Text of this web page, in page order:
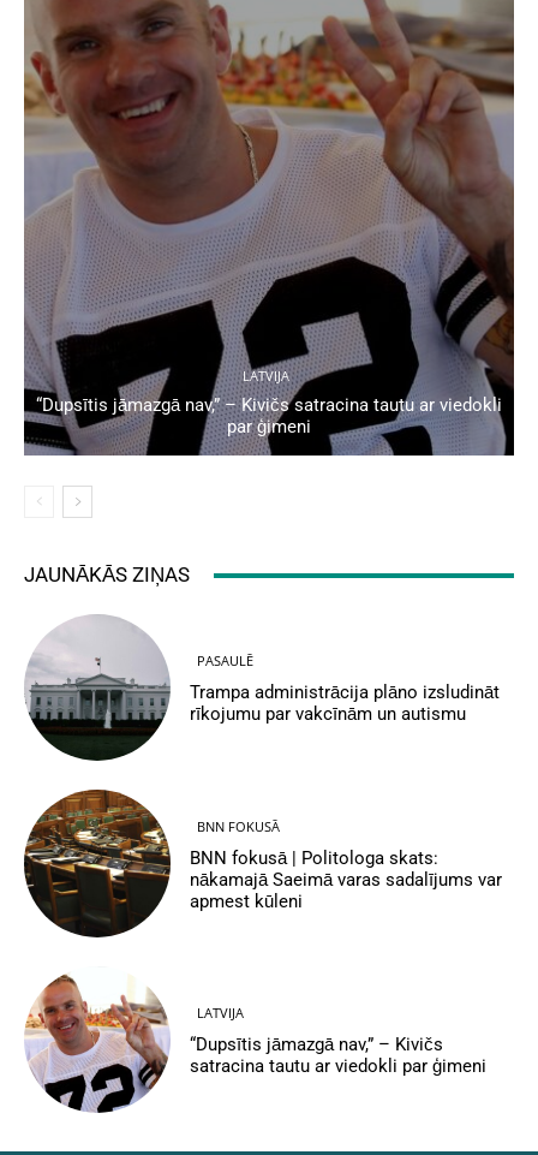
LATVIJA
“Dupsītis jāmazgā nav,” – Kivičs satracina tautu ar viedokli
par ģimeni
JAUNĀKĀS ZIŅAS
PASAULĒ
Trampa administrācija plāno izsludināt
rīkojumu par vakcīnām un autismu
BNN FOKUSĀ
BNN fokusā | Politologa skats:
nākamajā Saeimā varas sadalījums var
apmest kūleni
LATVIJA
“Dupsītis jāmazgā nav,” – Kivičs
satracina tautu ar viedokli par ģimeni